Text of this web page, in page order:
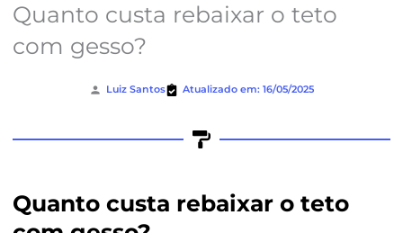
Quanto custa rebaixar o teto
com gesso?
Luiz Santos Atualizado em: 16/05/2025
Quanto custa rebaixar o teto